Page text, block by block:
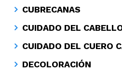
CUBRECANAS
CUIDADO DEL
CUIDADO DEL CUERO
DECOLORACIÓN